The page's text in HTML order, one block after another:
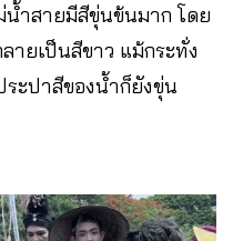
ำสายมีสีขุ่นข้นมาก โดย
ายเป็นสีขาว แม้กระทั่ง
ะปาสีของน้ำก็ยังขุ่น